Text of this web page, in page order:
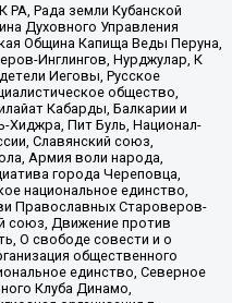
РА, Рада земли Кубанской
Духовного Управления
Община Капища Веды Перуна,
Инглингов, Нурджулар, К
Иеговы, Русское
общество,
Кабарды, Балкарии и
Хиджра, Пит Буль, Национал-
Славянский союз,
Армия воли народа,
города Череповца,
национальное единство,
Православных Староверов-
союз, Движение против
О свободе совести и о
общественного
единство, Северное
Клуба Динамо,